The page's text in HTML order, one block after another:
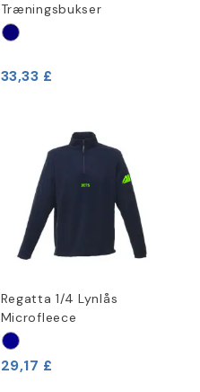
Træningsbukser
33,33 £
Regatta 1/4 Lynlås
Microfleece
29,17 £